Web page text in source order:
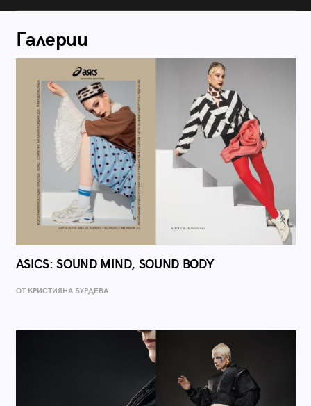
Галерии
ASICS: SOUND MIND, SOUND BODY
ОТ КРИСТИЯНА БУРДЕВА